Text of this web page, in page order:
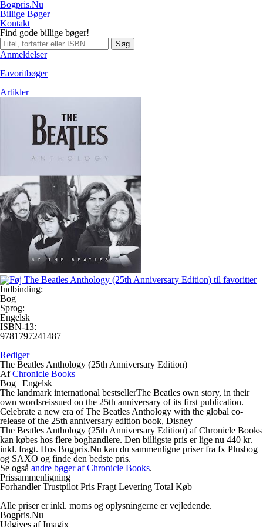
Bogpris.Nu
Billige Bøger
Kontakt
Find gode billige bøger!
Søg
Anmeldelser
Favoritbøger
Artikler
Indbinding:
Bog
Sprog:
Engelsk
ISBN-13:
9781797241487
Rediger
The Beatles Anthology (25th Anniversary Edition)
AfChronicle Books
Bog | Engelsk
The landmark international bestsellerThe Beatles own story, in their
own wordsreissued on the 25th anniversary of its first publication.
Celebrate a new era of The Beatles Anthology with the global co-
release of the 25th anniversary edition book, Disney+
The Beatles Anthology (25th Anniversary Edition) af Chronicle Books
kan købes hos flere boghandlere. Den billigste pris er lige nu 440 kr.
inkl. fragt. Hos Bogpris.Nu kan du sammenligne priser fra fx Plusbog
og SAXO og finde den bedste pris.
Se også andre bøger af Chronicle Books.
Prissammenligning
Forhandler Trustpilot Pris Fragt Levering Total Køb
Alle priser er inkl. moms og oplysningerne er vejledende.
Bogpris.Nu
Udgives af Imagix